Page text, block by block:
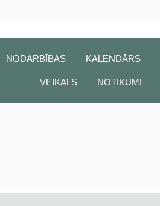
NODARBĪBAS KALENDĀRS
VEIKALS NOTIKUMI